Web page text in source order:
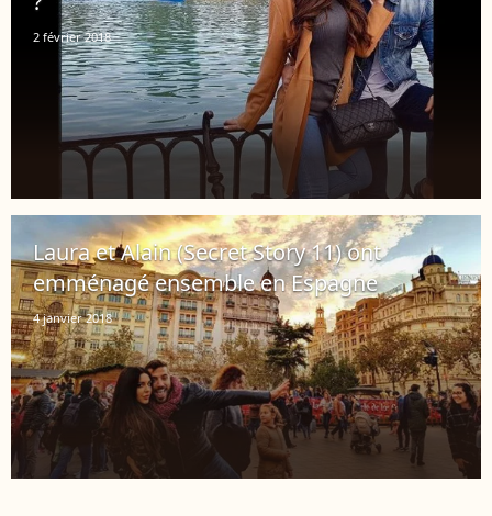
2 février 2018
Laura et Alain (Secret Story 11) ont
emménagé ensemble en Espagne
4 janvier 2018